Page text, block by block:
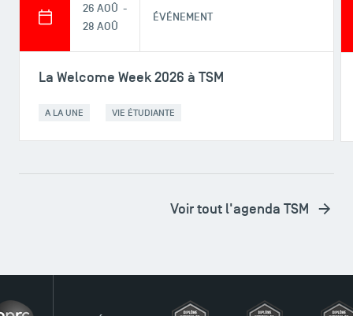
26 AOÛ -
28 AOÛ
ÉVÉNEMENT
La Welcome Week 2026 à TSM
A LA UNE VIE ÉTUDIANTE
Voir tout l'agenda TSM